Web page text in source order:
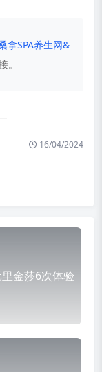
拿SPA养生网&
。
16/04/2024
金莎6次体验